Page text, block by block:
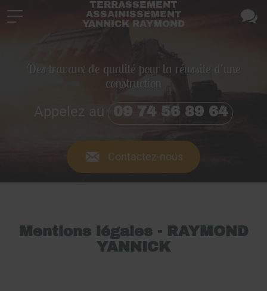
Des travaux de qualité pour la réussite d’une
construction
Appelez au
09 74 56 89 64
Contactez-nous
Mentions légales - RAYMOND
YANNICK
TERRASSEMENT
ASSAINISSEMENT
YANNICK RAYMOND